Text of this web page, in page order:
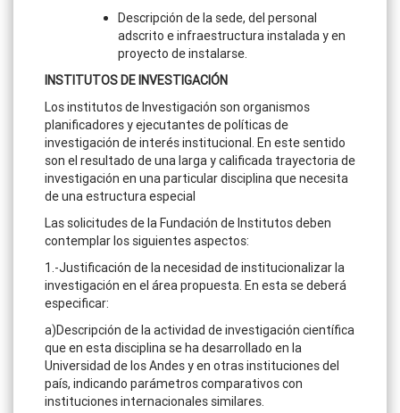
Descripción de la sede, del personal
adscrito e infraestructura instalada y en
proyecto de instalarse.
INSTITUTOS DE INVESTIGACIÓN
Los institutos de Investigación son organismos
planificadores y ejecutantes de políticas de
investigación de interés institucional. En este sentido
son el resultado de una larga y calificada trayectoria de
investigación en una particular disciplina que necesita
de una estructura especial
Las solicitudes de la Fundación de Institutos deben
contemplar los siguientes aspectos:
1.-Justificación de la necesidad de institucionalizar la
investigación en el área propuesta. En esta se deberá
especificar:
a)Descripción de la actividad de investigación científica
que en esta disciplina se ha desarrollado en la
Universidad de los Andes y en otras instituciones del
país, indicando parámetros comparativos con
instituciones internacionales similares.